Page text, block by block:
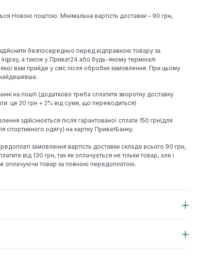
Новою поштою. Мінімальна вартість доставки – 90 грн,
безпосередньо перед відправкою товару за
а також у Приват24 або будь-якому терміналі
вам прийде у смс після обробки замовлення. При цьому
найдешевша.
на пошті (додатково треба сплатити зворотну доставку
це 20 грн + 2% від суми, що переводиться)
здійснюється після гарантованої сплати 150 грн(для
спортивного одягу) на картку ПриватБанку.
замовлення вартість доставки складе всього 90 грн,
від 130 грн, так як оплачується не тільки товар, але і
оплачуючи товар за повною передоплатою.